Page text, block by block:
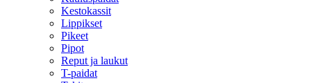
Kestokassit
Lippikset
Pikeet
Pipot
Reput ja laukut
T-paidat